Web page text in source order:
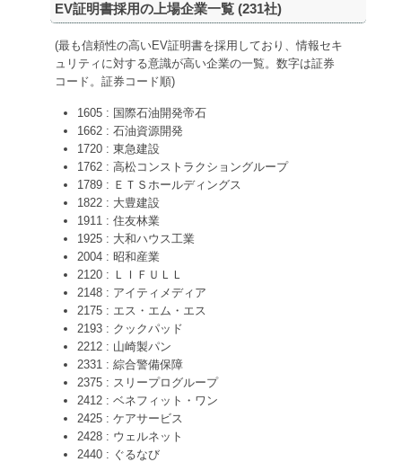
EV証明書採用の上場企業一覧 (231社)
(最も信頼性の高いEV証明書を採用しており、情報セキ
ュリティに対する意識が高い企業の一覧。数字は証券
コード。証券コード順)
1605 : 国際石油開発帝石
1662 : 石油資源開発
1720 : 東急建設
1762 : 高松コンストラクショングループ
1789 : ＥＴＳホールディングス
1822 : 大豊建設
1911 : 住友林業
1925 : 大和ハウス工業
2004 : 昭和産業
2120 : ＬＩＦＵＬＬ
2148 : アイティメディア
2175 : エス・エム・エス
2193 : クックパッド
2212 : 山崎製パン
2331 : 綜合警備保障
2375 : スリープログループ
2412 : ベネフィット・ワン
2425 : ケアサービス
2428 : ウェルネット
2440 : ぐるなび